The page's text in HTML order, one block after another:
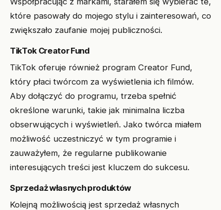
które pasowały do mojego stylu i zainteresowań, co
zwiększało zaufanie mojej publiczności.
TikTok Creator Fund
TikTok oferuje również program Creator Fund,
który płaci twórcom za wyświetlenia ich filmów.
Aby dołączyć do programu, trzeba spełnić
określone warunki, takie jak minimalna liczba
obserwujących i wyświetleń. Jako twórca miałem
możliwość uczestniczyć w tym programie i
zauważyłem, że regularne publikowanie
interesujących treści jest kluczem do sukcesu.
Sprzedaż własnych produktów
Kolejną możliwością jest sprzedaż własnych